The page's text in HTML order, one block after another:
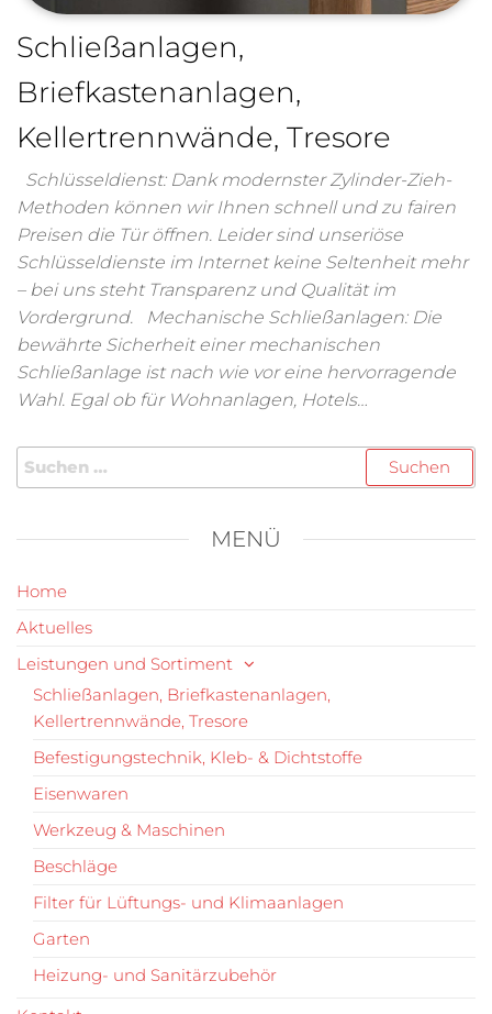
Schließanlagen,
Briefkastenanlagen,
Kellertrennwände, Tresore
Schlüsseldienst: Dank modernster Zylinder-Zieh-
Methoden können wir Ihnen schnell und zu fairen
Preisen die Tür öffnen. Leider sind unseriöse
Schlüsseldienste im Internet keine Seltenheit mehr
– bei uns steht Transparenz und Qualität im
Vordergrund. Mechanische Schließanlagen: Die
bewährte Sicherheit einer mechanischen
Schließanlage ist nach wie vor eine hervorragende
Wahl. Egal ob für Wohnanlagen, Hotels…
MENÜ
Home
Aktuelles
Leistungen und Sortiment
Schließanlagen, Briefkastenanlagen,
Kellertrennwände, Tresore
Befestigungstechnik, Kleb- & Dichtstoffe
Eisenwaren
Werkzeug & Maschinen
Beschläge
Filter für Lüftungs- und Klimaanlagen
Garten
Heizung- und Sanitärzubehör